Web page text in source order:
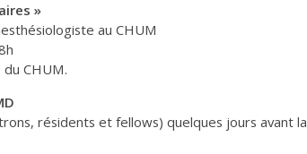
»
au CHUM
CHUM.
résidents et fellows) quelques jours avant la